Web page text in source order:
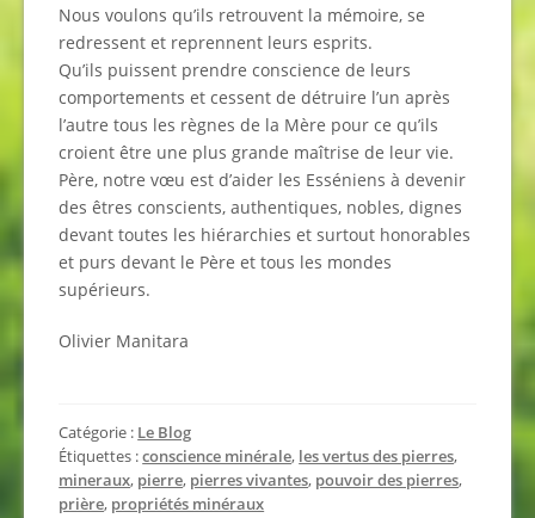
Nous voulons qu’ils retrouvent la mémoire, se
redressent et reprennent leurs esprits.
Qu’ils puissent prendre conscience de leurs
comportements et cessent de détruire l’un après
l’autre tous les règnes de la Mère pour ce qu’ils
croient être une plus grande maîtrise de leur vie.
Père, notre vœu est d’aider les Esséniens à devenir
des êtres conscients, authentiques, nobles, dignes
devant toutes les hiérarchies et surtout honorables
et purs devant le Père et tous les mondes
supérieurs.
Olivier Manitara
Catégorie : Le Blog
Étiquettes :conscience minérale, les vertus des pierres,
mineraux, pierre, pierres vivantes, pouvoir des pierres,
prière, propriétés minéraux